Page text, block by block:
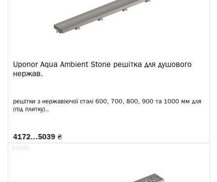
Uponor Aqua Ambient Stone решітка для душового
нержав.
решітки з нержавіючої сталі 600, 700, 800, 900 та 1000 мм для
(під плитку)..
4172…5039 ₴
81865